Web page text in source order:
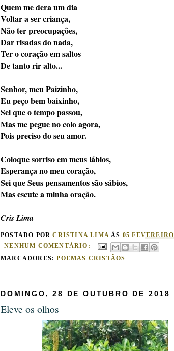
Quem me dera um dia
Voltar a ser criança,
Não ter preocupações,
Dar risadas do nada,
Ter o coração em saltos
De tanto rir alto...
Senhor, meu Paizinho,
Eu peço bem baixinho,
Sei que o tempo passou,
Mas me pegue no colo agora,
Pois preciso do seu amor.
Coloque sorriso em meus lábios,
Esperança no meu coração,
Sei que Seus pensamentos são sábios,
Mas escute a minha oração.
Cris Lima
POSTADO PORCRISTINA LIMA ÀS 05 FEVEREIRO
NENHUM COMENTÁRIO:
MARCADORES:POEMAS CRISTÃOS
DOMINGO, 28 DE OUTUBRO DE 2018
Eleve os olhos